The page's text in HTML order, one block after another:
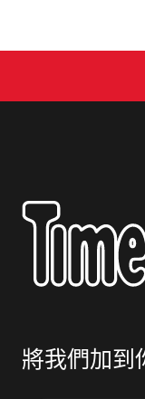
將我們加到